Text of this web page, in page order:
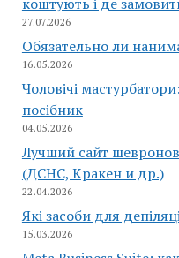
27.07.2026
Обязательно ли
16.05.2026
Чоловічі
посібник
04.05.2026
Лучший сайт
(ДСНС, Кракен и др.)
22.04.2026
Які засоби для
15.03.2026